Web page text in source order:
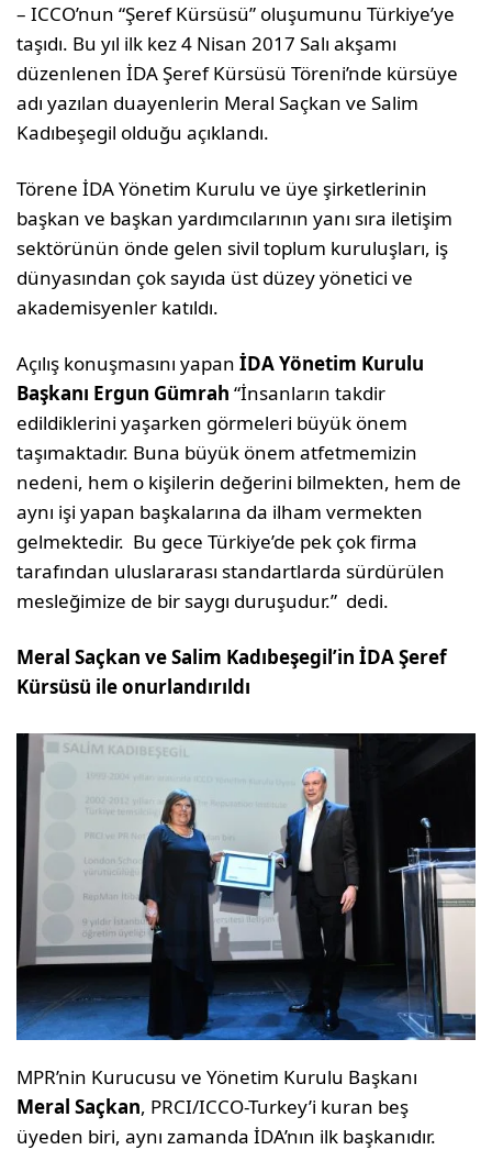
– ICCO’nun “Şeref Kürsüsü” oluşumunu Türkiye’ye
taşıdı. Bu yıl ilk kez 4 Nisan 2017 Salı akşamı
düzenlenen İDA Şeref Kürsüsü Töreni’nde kürsüye
adı yazılan duayenlerin Meral Saçkan ve Salim
Kadıbeşegil olduğu açıklandı.
Törene İDA Yönetim Kurulu ve üye şirketlerinin
başkan ve başkan yardımcılarının yanı sıra iletişim
sektörünün önde gelen sivil toplum kuruluşları, iş
dünyasından çok sayıda üst düzey yönetici ve
akademisyenler katıldı.
Açılış konuşmasını yapanİDA Yönetim Kurulu
Başkanı Ergun Gümrah “İnsanların takdir
edildiklerini yaşarken görmeleri büyük önem
taşımaktadır. Buna büyük önem atfetmemizin
nedeni, hem o kişilerin değerini bilmekten, hem de
aynı işi yapan başkalarına da ilham vermekten
gelmektedir. Bu gece Türkiye’de pek çok firma
tarafından uluslararası standartlarda sürdürülen
mesleğimize de bir saygı duruşudur.” dedi.
Meral Saçkan ve Salim Kadıbeşegil’in İDA Şeref
Kürsüsü ile onurlandırıldı
MPR’nin Kurucusu ve Yönetim Kurulu Başkanı
Meral Saçkan, PRCI/ICCO-Turkey’i kuran beş
üyeden biri, aynı zamanda İDA’nın ilk başkanıdır.